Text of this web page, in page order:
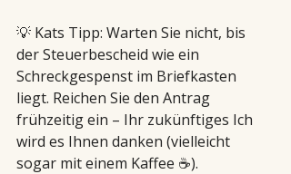
💡 Kats Tipp: Warten Sie nicht, bis
der Steuerbescheid wie ein
Schreckgespenst im Briefkasten
liegt. Reichen Sie den Antrag
frühzeitig ein – Ihr zukünftiges Ich
wird es Ihnen danken (vielleicht
sogar mit einem Kaffee ☕).